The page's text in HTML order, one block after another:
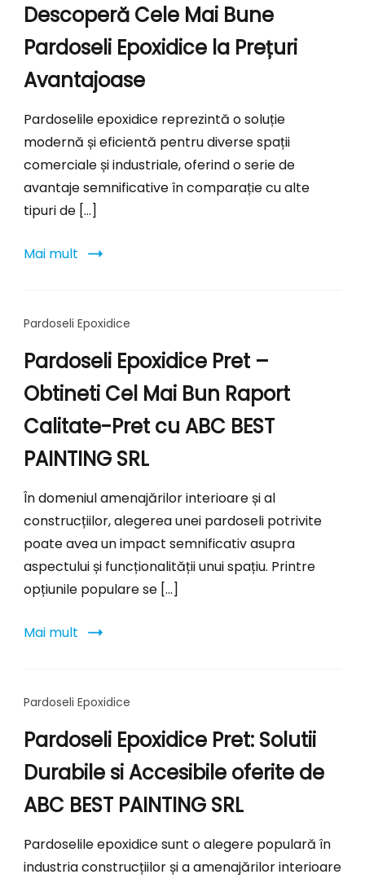
Descoperă Cele Mai Bune
Pardoseli Epoxidice la Prețuri
Avantajoase
Pardoselile epoxidice reprezintă o soluție
modernă și eficientă pentru diverse spații
comerciale și industriale, oferind o serie de
avantaje semnificative în comparație cu alte
tipuri de […]
Mai mult
Pardoseli Epoxidice
Pardoseli Epoxidice Pret –
Obtineti Cel Mai Bun Raport
Calitate-Pret cu ABC BEST
PAINTING SRL
În domeniul amenajărilor interioare și al
construcțiilor, alegerea unei pardoseli potrivite
poate avea un impact semnificativ asupra
aspectului și funcționalității unui spațiu. Printre
opțiunile populare se […]
Mai mult
Pardoseli Epoxidice
Pardoseli Epoxidice Pret: Solutii
Durabile si Accesibile oferite de
ABC BEST PAINTING SRL
Pardoselile epoxidice sunt o alegere populară în
industria construcțiilor și a amenajărilor interioare